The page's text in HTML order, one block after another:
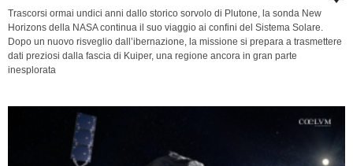
Trascorsi ormai undici anni dallo storico sorvolo di Plutone, la sonda New
Horizons della NASA continua il suo viaggio ai confini del Sistema Solare.
Dopo un nuovo risveglio dall’ibernazione, la missione si prepara a trasmettere
dati preziosi dalla fascia di Kuiper, una regione ancora in gran parte
inesplorata